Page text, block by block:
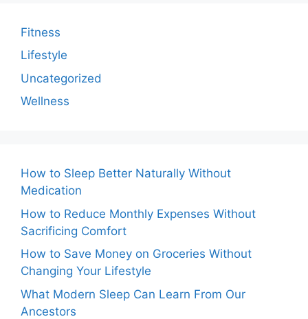
Fitness
Lifestyle
Uncategorized
Wellness
How to Sleep Better Naturally Without
Medication
How to Reduce Monthly Expenses Without
Sacrificing Comfort
How to Save Money on Groceries Without
Changing Your Lifestyle
What Modern Sleep Can Learn From Our
Ancestors